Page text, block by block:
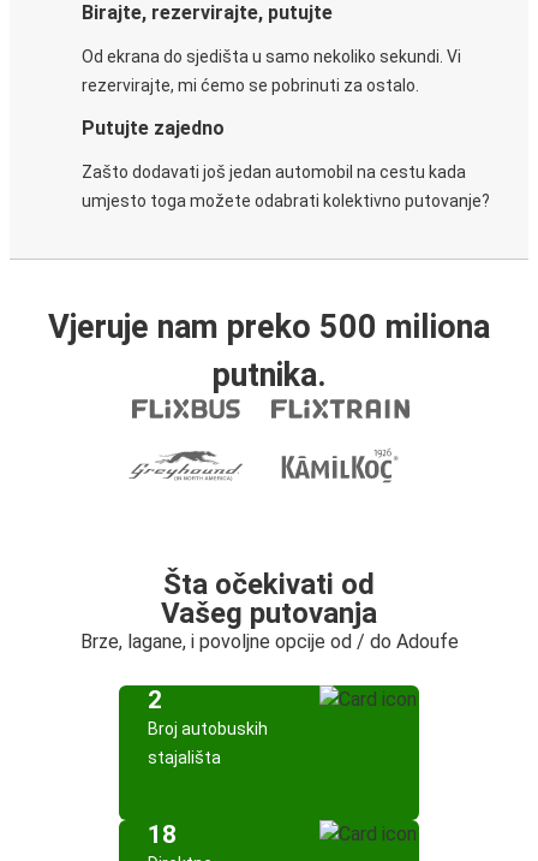
Birajte, rezervirajte, putujte
Od ekrana do sjedišta u samo nekoliko sekundi. Vi
rezervirajte, mi ćemo se pobrinuti za ostalo.
Putujte zajedno
Zašto dodavati još jedan automobil na cestu kada
umjesto toga možete odabrati kolektivno putovanje?
Vjeruje nam preko 500 miliona
putnika.
Šta očekivati od
Vašeg putovanja
Brze, lagane, i povoljne opcije od / do Adoufe
2
Broj autobuskih
stajališta
18